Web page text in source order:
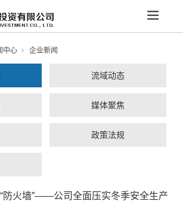
中心 企业新闻
流域动态
媒体聚焦
政策法规
“防火墙”——公司全面压实冬季安全生产